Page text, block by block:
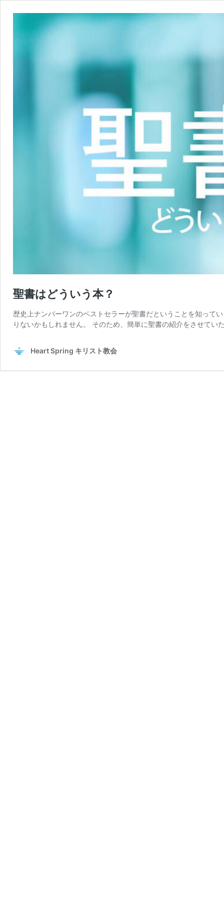
聖書はどういう本？
歴史上ナンバーワンのベストセラーが聖書だということを知って
りないかもしれません。 そのため、簡単に聖書の紹介をさせて
Heart Spring キリスト教会